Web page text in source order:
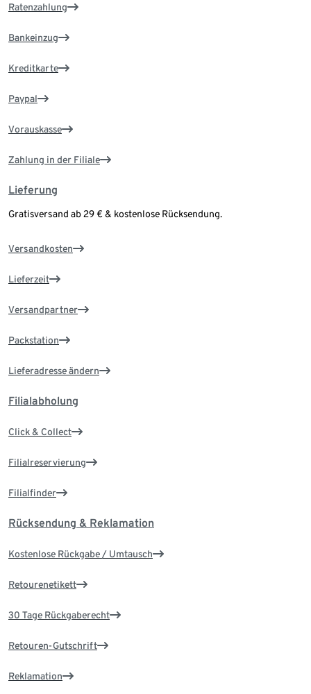
Ratenzahlung
Bankeinzug
Kreditkarte
Paypal
Vorauskasse
Zahlung in der Filiale
Lieferung
Gratisversand ab 29 € & kostenlose Rücksendung.
Versandkosten
Lieferzeit
Versandpartner
Packstation
Lieferadresse ändern
Filialabholung
Click & Collect
Filialreservierung
Filialfinder
Rücksendung & Reklamation
Kostenlose Rückgabe / Umtausch
Retourenetikett
30 Tage Rückgaberecht
Retouren-Gutschrift
Reklamation